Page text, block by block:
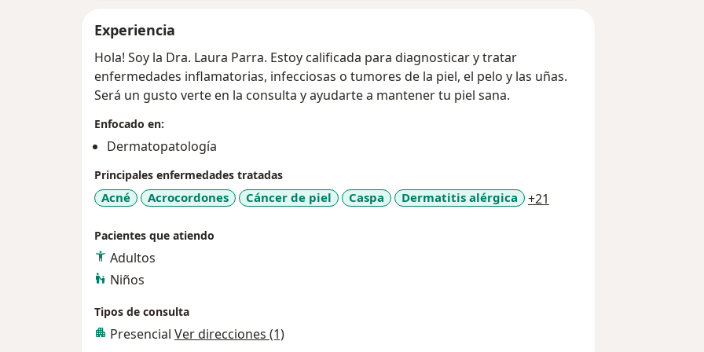
Experiencia
Hola! Soy la Dra. Laura Parra. Estoy calificada para diagnosticar y tratar
enfermedades inflamatorias, infecciosas o tumores de la piel, el pelo y las uñas.
Será un gusto verte en la consulta y ayudarte a mantener tu piel sana.
Enfocado en:
Dermatopatología
Principales enfermedades tratadas
Acné Acrocordones Cáncer de piel Caspa Dermatitis alérgica +21
Pacientes que atiendo
Adultos
Niños
Tipos de consulta
Presencial Ver direcciones (1)